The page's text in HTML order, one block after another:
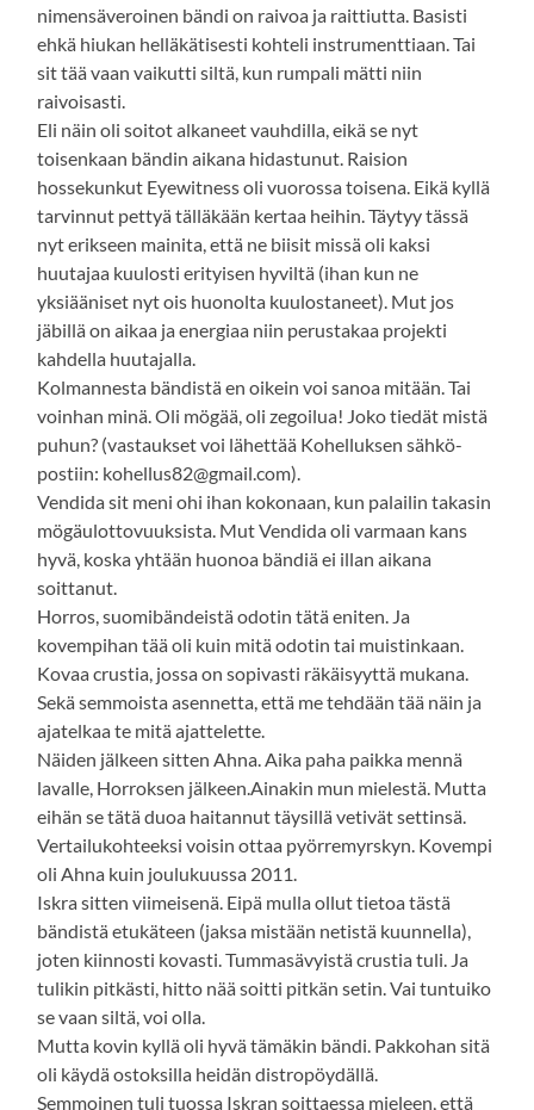
nimensäveroinen bändi on raivoa ja raittiutta. Basisti
ehkä hiukan helläkätisesti kohteli instrumenttiaan. Tai
sit tää vaan vaikutti siltä, kun rumpali mätti niin
raivoisasti.
Eli näin oli soitot alkaneet vauhdilla, eikä se nyt
toisenkaan bändin aikana hidastunut. Raision
hossekunkut Eyewitness oli vuorossa toisena. Eikä kyllä
tarvinnut pettyä tälläkään kertaa heihin. Täytyy tässä
nyt erikseen mainita, että ne biisit missä oli kaksi
huutajaa kuulosti erityisen hyviltä (ihan kun ne
yksiääniset nyt ois huonolta kuulostaneet). Mut jos
jäbillä on aikaa ja energiaa niin perustakaa projekti
kahdella huutajalla.
Kolmannesta bändistä en oikein voi sanoa mitään. Tai
voinhan minä. Oli mögää, oli zegoilua! Joko tiedät mistä
puhun? (vastaukset voi lähettää Kohelluksen sähkö-
postiin: kohellus82@gmail.com).
Vendida sit meni ohi ihan kokonaan, kun palailin takasin
mögäulottovuuksista. Mut Vendida oli varmaan kans
hyvä, koska yhtään huonoa bändiä ei illan aikana
soittanut.
Horros, suomibändeistä odotin tätä eniten. Ja
kovempihan tää oli kuin mitä odotin tai muistinkaan.
Kovaa crustia, jossa on sopivasti räkäisyyttä mukana.
Sekä semmoista asennetta, että me tehdään tää näin ja
ajatelkaa te mitä ajattelette.
Näiden jälkeen sitten Ahna. Aika paha paikka mennä
lavalle, Horroksen jälkeen.Ainakin mun mielestä. Mutta
eihän se tätä duoa haitannut täysillä vetivät settinsä.
Vertailukohteeksi voisin ottaa pyörremyrskyn. Kovempi
oli Ahna kuin joulukuussa 2011.
Iskra sitten viimeisenä. Eipä mulla ollut tietoa tästä
bändistä etukäteen (jaksa mistään netistä kuunnella),
joten kiinnosti kovasti. Tummasävyistä crustia tuli. Ja
tulikin pitkästi, hitto nää soitti pitkän setin. Vai tuntuiko
se vaan siltä, voi olla.
Mutta kovin kyllä oli hyvä tämäkin bändi. Pakkohan sitä
oli käydä ostoksilla heidän distropöydällä.
Semmoinen tuli tuossa Iskran soittaessa mieleen, että